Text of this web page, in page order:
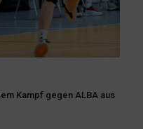
Kampf gegen ALBA aus